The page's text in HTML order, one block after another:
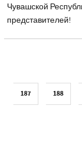
Чувашской
представителей!
187 188